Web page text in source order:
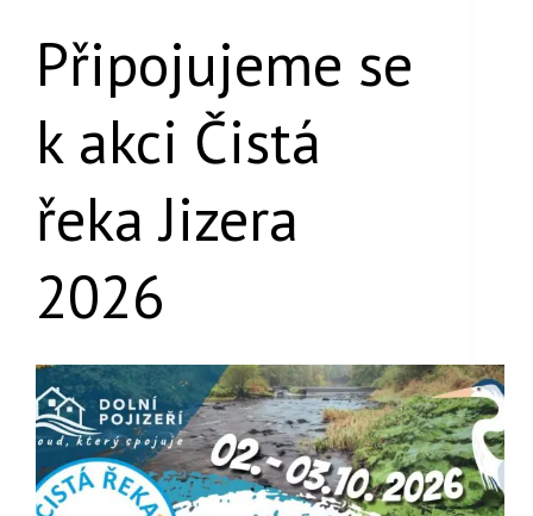
Připojujeme se
k akci Čistá
řeka Jizera
2026